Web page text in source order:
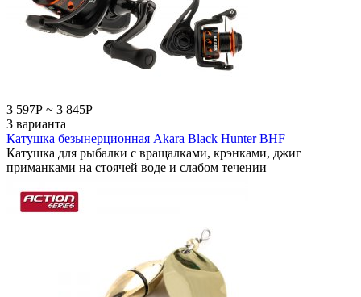
3 597Р ~ 3 845Р
3 варианта
Катушка безынерционная Akara Black Hunter BHF
Катушка для рыбалки с вращалками, крэнками, джиг
приманками на стоячей воде и слабом течении